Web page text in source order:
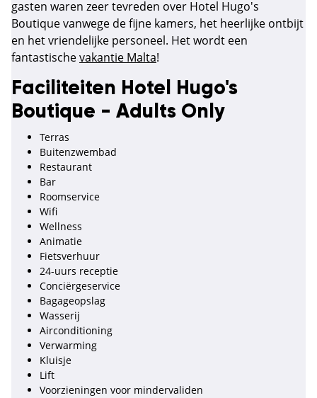
gasten waren zeer tevreden over Hotel Hugo's
Boutique vanwege de fijne kamers, het heerlijke ontbijt
en het vriendelijke personeel. Het wordt een
fantastischevakantie Malta!
Faciliteiten Hotel Hugo's
Boutique - Adults Only
Terras
Buitenzwembad
Restaurant
Bar
Roomservice
Wifi
Wellness
Animatie
Fietsverhuur
24-uurs receptie
Conciërgeservice
Bagageopslag
Wasserij
Airconditioning
Verwarming
Kluisje
Lift
Voorzieningen voor mindervaliden